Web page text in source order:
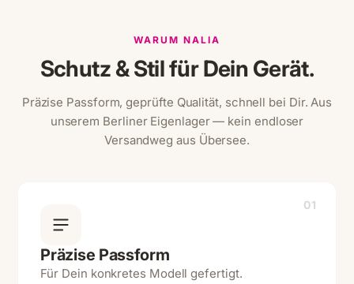
WARUM NALIA
Schutz & Stil für Dein Gerät.
Präzise Passform, geprüfte Qualität, schnell bei Dir. Aus
unserem Berliner Eigenlager — kein endloser
Versandweg aus Übersee.
01
Präzise Passform
Für Dein konkretes Modell gefertigt.